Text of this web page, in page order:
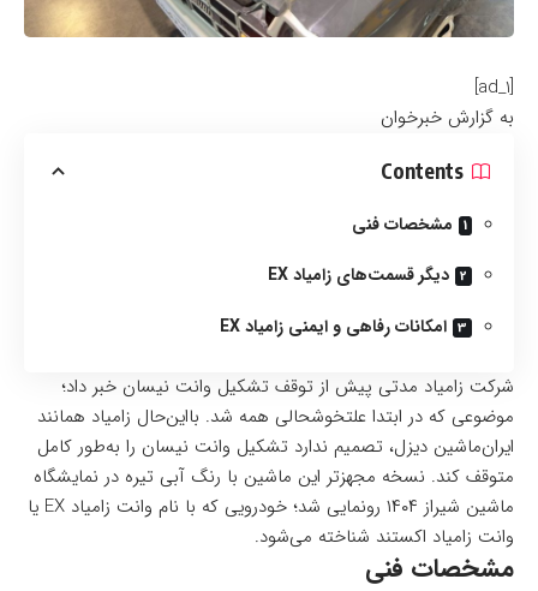
[ad_1]
به گزارش خبرخوان
Contents
مشخصات فنی
دیگر قسمت‌های زامیاد EX
امکانات رفاهی و ایمنی زامیاد EX
شرکت زامیاد مدتی پیش از توقف تشکیل وانت نیسان خبر داد؛
موضوعی که در ابتدا علتخوشحالی همه شد. بااین‌حال زامیاد همانند
ایران‌ماشین دیزل، تصمیم ندارد تشکیل وانت نیسان را به‌طور کامل
متوقف کند. نسخه مجهزتر این ماشین با رنگ آبی تیره در نمایشگاه
ماشین شیراز ۱۴۰۴ رونمایی شد؛ خودرویی که با نام وانت زامیاد EX یا
وانت زامیاد اکستند شناخته می‌شود.
مشخصات فنی